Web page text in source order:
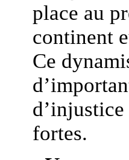
place au
continent
Ce
fortes.